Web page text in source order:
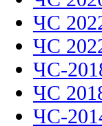
ЧС
ЧС
ЧС-
ЧС
ЧС-